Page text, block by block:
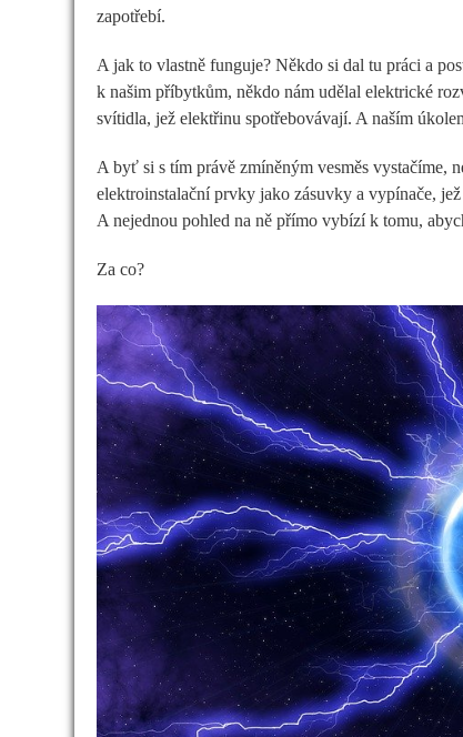
zapotřebí.
A jak to vlastně funguje? Někdo si dal tu práci a
k našim příbytkům, někdo nám udělal elektrické
svítidla, jež elektřinu spotřebovávají. A naším
A byť si s tím právě zmíněným vesměs vystačíme,
elektroinstalační prvky jako zásuvky a vypínače,
A nejednou pohled na ně přímo vybízí k tomu,
Za co?